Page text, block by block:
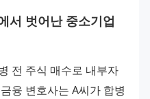
서 벗어난 중소기업
전 주식 매수로 내부자
융 변호사는 A씨가 합병